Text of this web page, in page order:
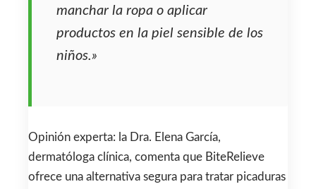
manchar la ropa o aplicar
productos en la piel sensible de los
niños.»
Opinión experta: la Dra. Elena García,
dermatóloga clínica, comenta que BiteRelieve
ofrece una alternativa segura para tratar picaduras